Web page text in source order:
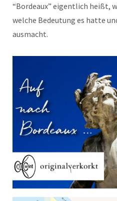
“Bordeaux” eigentlich heißt,
welche Bedeutung es hatte
ausmacht.